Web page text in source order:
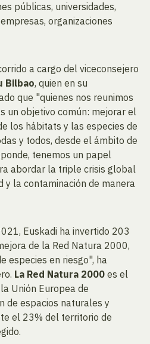
públicas, universidades,
organizaciones
a cargo del viceconsejero
Bilbao, quien en su
que "quienes nos reunimos
un objetivo común: mejorar el
los hábitats y las especies de
y todos, desde el ámbito de
tenemos un papel
abordar la triple crisis global
y la contaminación de manera
Euskadi ha invertido 203
de la Red Natura 2000,
especies en riesgo", ha
La Red Natura 2000 es el
Unión Europea de
de espacios naturales y
el 23% del territorio de